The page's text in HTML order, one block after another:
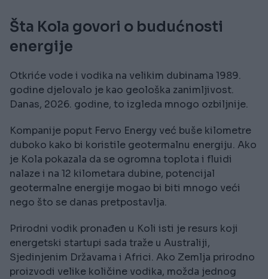
Šta Kola govori o budućnosti
energije
Otkriće vode i vodika na velikim dubinama 1989.
godine djelovalo je kao geološka zanimljivost.
Danas, 2026. godine, to izgleda mnogo ozbiljnije.
Kompanije poput Fervo Energy već buše kilometre
duboko kako bi koristile geotermalnu energiju. Ako
je Kola pokazala da se ogromna toplota i fluidi
nalaze i na 12 kilometara dubine, potencijal
geotermalne energije mogao bi biti mnogo veći
nego što se danas pretpostavlja.
Prirodni vodik pronađen u Koli isti je resurs koji
energetski startupi sada traže u Australiji,
Sjedinjenim Državama i Africi. Ako Zemlja prirodno
proizvodi velike količine vodika, možda jednog